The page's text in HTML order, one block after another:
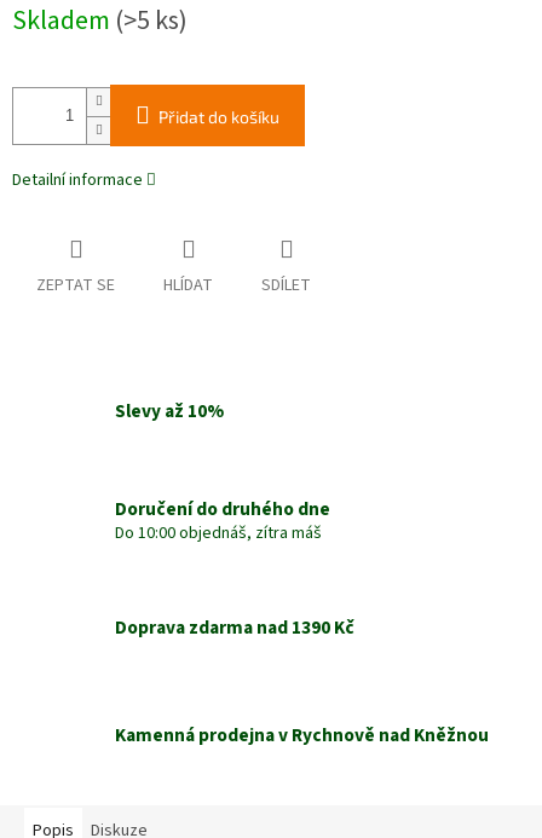
cena:
Skladem (>5 ks)
Přidat do košíku
Detailní informace
ZEPTAT SE HLÍDAT SDÍLET
Slevy až 10%
Doručení do druhého dne
Do 10:00 objednáš, zítra máš
Doprava zdarma nad 1390 Kč
Kamenná prodejna v Rychnově nad Kněžnou
Popis Diskuze